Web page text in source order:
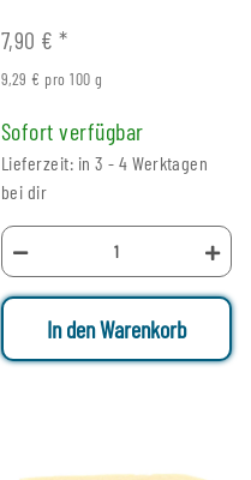
7,90 €*
9,29 € pro 100 g
Sofort verfügbar
Lieferzeit: in 3 - 4 Werktagen
bei dir
In den Warenkorb